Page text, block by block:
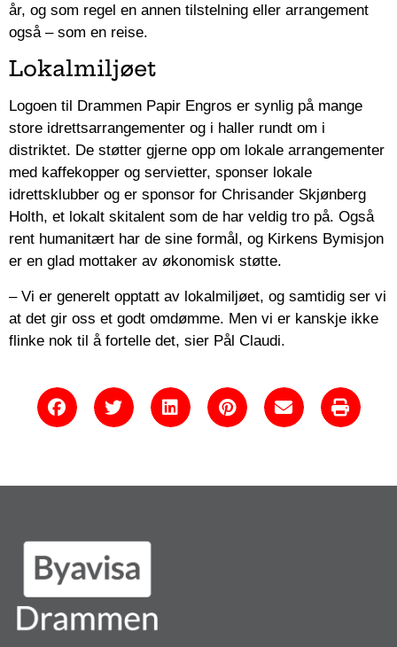
år, og som regel en annen tilstelning eller arrangement
også – som en reise.
Lokalmiljøet
Logoen til Drammen Papir Engros er synlig på mange
store idrettsarrangementer og i haller rundt om i
distriktet. De støtter gjerne opp om lokale arrangementer
med kaffekopper og servietter, sponser lokale
idrettsklubber og er sponsor for Chrisander Skjønberg
Holth, et lokalt skitalent som de har veldig tro på. Også
rent humanitært har de sine formål, og Kirkens Bymisjon
er en glad mottaker av økonomisk støtte.
– Vi er generelt opptatt av lokalmiljøet, og samtidig ser vi
at det gir oss et godt omdømme. Men vi er kanskje ikke
flinke nok til å fortelle det, sier Pål Claudi.